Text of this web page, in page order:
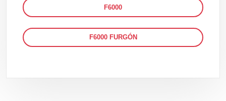
F6000
F6000 FURGÓN